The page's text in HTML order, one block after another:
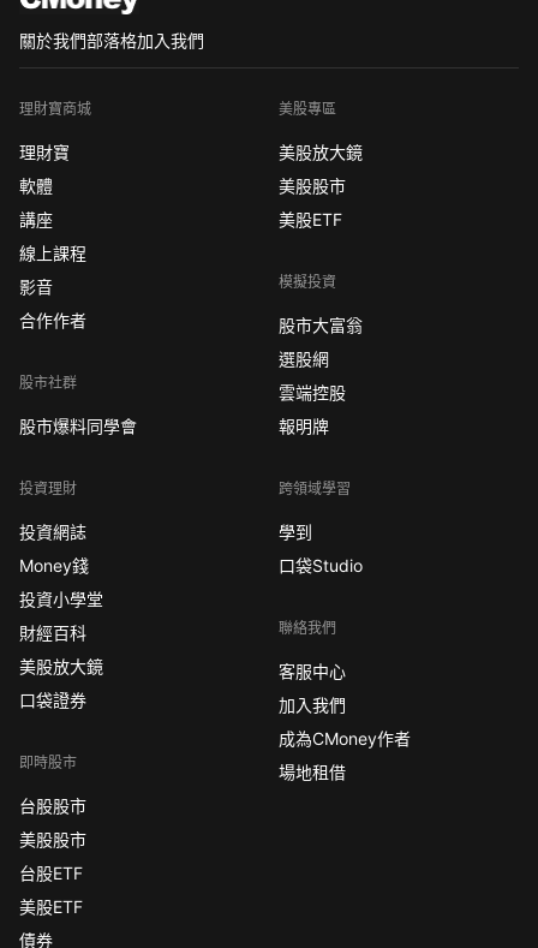
關於我們部落格加入我們
理財寶商城
理財寶
軟體
講座
線上課程
影音
合作作者
股市社群
股市爆料同學會
投資理財
投資網誌
Money錢
投資小學堂
財經百科
美股放大鏡
口袋證券
即時股市
台股股市
美股股市
台股ETF
美股ETF
債券
美股專區
美股放大鏡
美股股市
美股ETF
模擬投資
股市大富翁
選股網
雲端控股
報明牌
跨領域學習
學到
口袋Studio
聯絡我們
客服中心
加入我們
成為CMoney作者
場地租借